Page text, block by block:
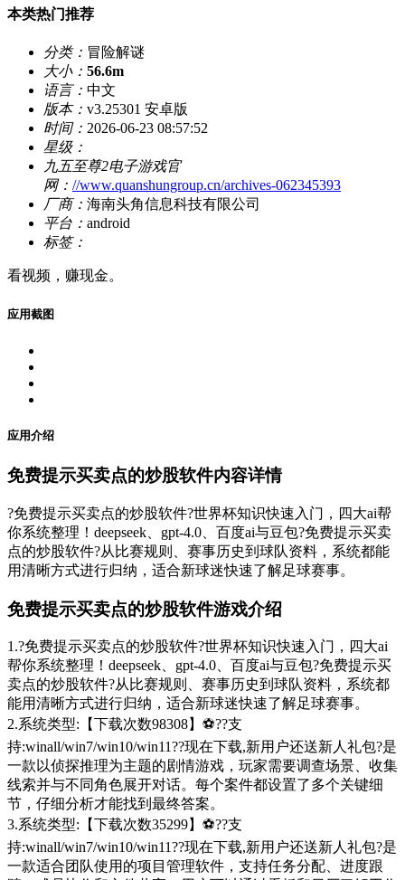
本类热门推荐
分类： 冒险解谜
大小： 56.6m
语言： 中文
版本： v3.25301 安卓版
时间： 2026-06-23 08:57:52
星级：
九五至尊2电子游戏官
网： //www.quanshungroup.cn/archives-062345393
厂商： 海南头角信息科技有限公司
平台： android
标签：
看视频，赚现金。
应用截图
应用介绍
免费提示买卖点的炒股软件内容详情
?免费提示买卖点的炒股软件?世界杯知识快速入门，四大ai帮
你系统整理！deepseek、gpt-4.0、百度ai与豆包?免费提示买卖
点的炒股软件?从比赛规则、赛事历史到球队资料，系统都能
用清晰方式进行归纳，适合新球迷快速了解足球赛事。
免费提示买卖点的炒股软件游戏介绍
1.?免费提示买卖点的炒股软件?世界杯知识快速入门，四大ai
帮你系统整理！deepseek、gpt-4.0、百度ai与豆包?免费提示买
卖点的炒股软件?从比赛规则、赛事历史到球队资料，系统都
能用清晰方式进行归纳，适合新球迷快速了解足球赛事。
2.系统类型:【下载次数98308】⚽??支
持:winall/win7/win10/win11??现在下载,新用户还送新人礼包?是
一款以侦探推理为主题的剧情游戏，玩家需要调查场景、收集
线索并与不同角色展开对话。每个案件都设置了多个关键细
节，仔细分析才能找到最终答案。
3.系统类型:【下载次数35299】⚽??支
持:winall/win7/win10/win11??现在下载,新用户还送新人礼包?是
一款适合团队使用的项目管理软件，支持任务分配、进度跟